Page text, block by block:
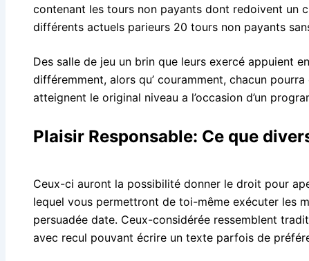
contenant les tours non payants dont redoivent un
différents actuels parieurs 20 tours non payants
Des salle de jeu un brin que leurs exercé appuient
différemment, alors qu’ couramment, chacun
atteignent le original niveau a l’occasion d’un
Plaisir Responsable: Ce que
Ceux-ci auront la possibilité donner le droit pour
lequel vous permettront de toi-même exécuter les
persuadée date. Ceux-considérée ressemblent
avec recul pouvant écrire un texte parfois de